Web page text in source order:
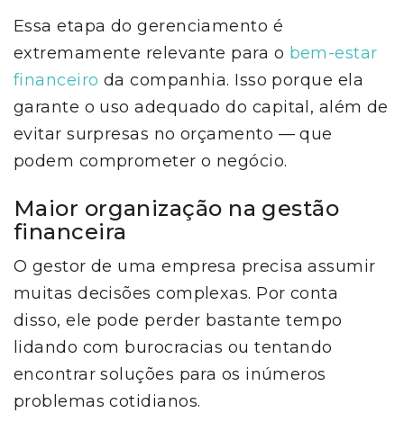
Essa etapa do gerenciamento é
extremamente relevante para o bem-estar
financeiro da companhia. Isso porque ela
garante o uso adequado do capital, além de
evitar surpresas no orçamento — que
podem comprometer o negócio.
Maior organização na gestão
financeira
O gestor de uma empresa precisa assumir
muitas decisões complexas. Por conta
disso, ele pode perder bastante tempo
lidando com burocracias ou tentando
encontrar soluções para os inúmeros
problemas cotidianos.